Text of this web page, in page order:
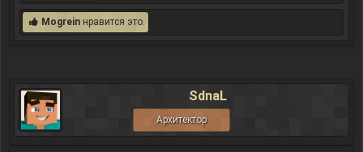
Mogrein нравится это.
SdnaL
Архитектор